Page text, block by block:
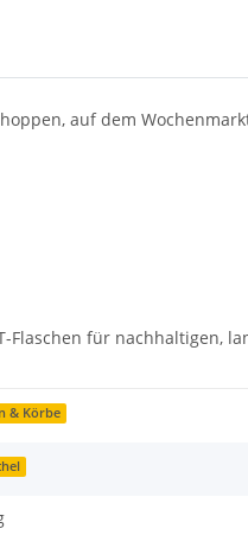
auf dem
für nachhaltigen,
& Körbe